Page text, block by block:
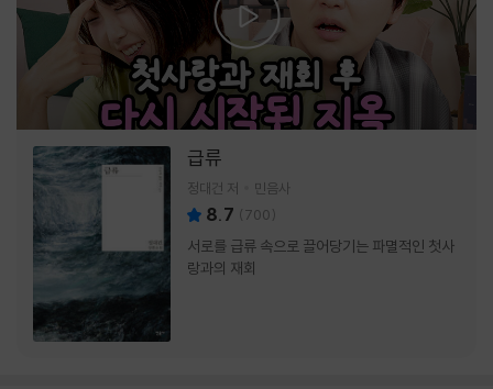
급류
정대건 저 민음사
8.7 (700)
서로를 급류 속으로 끌어당기는 파멸적인 첫사
랑과의 재회